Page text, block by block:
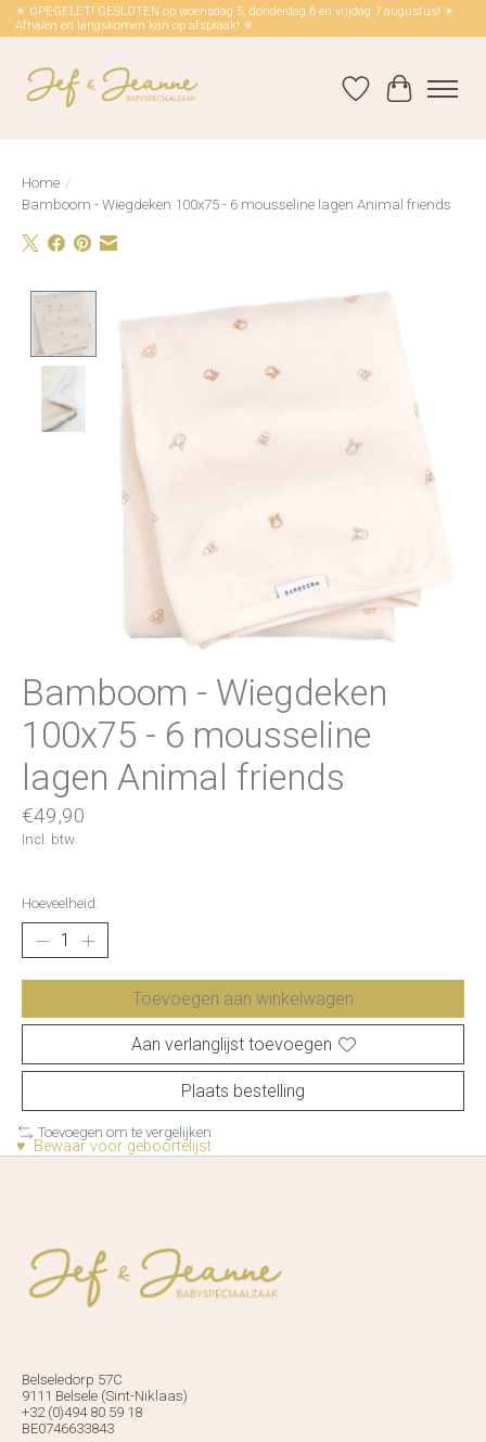
☀ OPEGELET! GESLOTEN op woensdag 5, donderdag 6 en vrijdag 7 augustus! ☀
Afhalen en langskomen kan op afspraak! ☀
Verlanglijst
Home /
Bamboom - Wiegdeken 100x75 - 6 mousseline lagen Animal friends
Product image slideshow Items
Bamboom - Wiegdeken
100x75 - 6 mousseline
lagen Animal friends
€49,90
Incl. btw
Hoeveelheid:
Toevoegen aan winkelwagen
Aan verlanglijst toevoegen
Plaats bestelling
Toevoegen om te vergelijken
♥ Bewaar voor geboortelijst
Belseledorp 57C
9111 Belsele (Sint-Niklaas)
+32 (0)494 80 59 18
BE0746633843